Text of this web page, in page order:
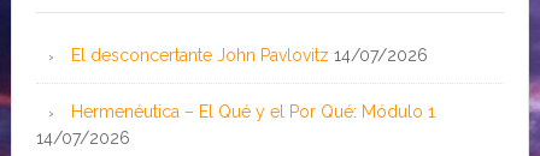
El desconcertante John Pavlovitz 14/07/2026
Hermenéutica – El Qué y el Por Qué: Módulo 1
14/07/2026